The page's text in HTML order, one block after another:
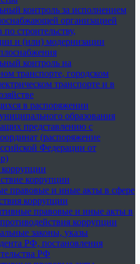
контроль за исполнением
организацией
по строительству,
и (или) модернизации
контроль на
транспорте, городском
транспорте и в
в распоряжении
образования
представлению с
(распоряжение
Федерации от
коррупции
правовые и иные акты в сфере
коррупции
правовые и иные акты в
коррупции
законы, указы
РФ, постановления
РФ